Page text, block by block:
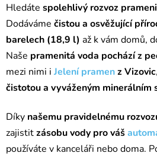
Hledáte spolehlivý rozvoz
Dodáváme čistou a osvěžující
barelech (18,9 l) až k vám domů,
Naše pramenitá voda pochází z
mezi nimi i Jelení pramenz Vizovic
čistotou a vyváženým minerálním
Díky našemu pravidelnému
zajistitzásobu vody pro váš
používáte v kanceláři nebo doma.